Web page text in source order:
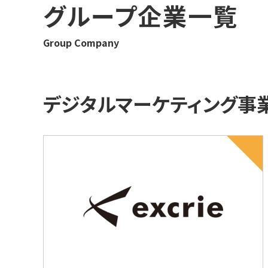
グループ企業一覧
Group Company
デジタルマーケティング事